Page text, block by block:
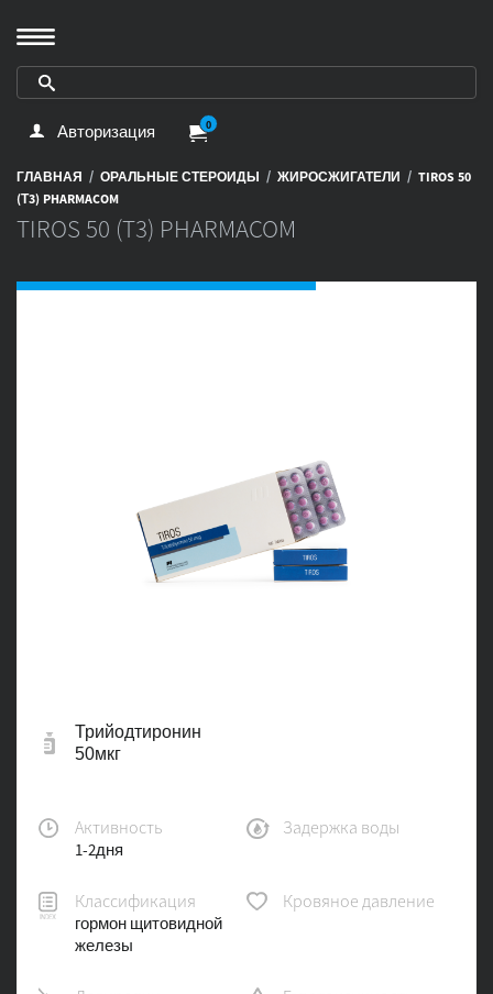
Авторизация 0
ГЛАВНАЯ / ОРАЛЬНЫЕ СТЕРОИДЫ / ЖИРОСЖИГАТЕЛИ / TIROS 50
(Т3) PHARMACOM
TIROS 50 (Т3) PHARMACOM
Трийодтиронин
50мкг
Активность
1-2дня
Задержка воды
Классификация
гормон щитовидной
железы
Кровяное давление